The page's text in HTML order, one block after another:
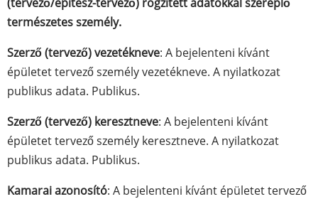
természetes személy.
Szerző (tervező) vezetékneve: A bejelenteni kívánt
épületet tervező személy vezetékneve. A nyilatkozat
publikus adata. Publikus.
Szerző (tervező) keresztneve: A bejelenteni kívánt
épületet tervező személy keresztneve. A nyilatkozat
publikus adata. Publikus.
Kamarai azonosító: A bejelenteni kívánt épületet tervező